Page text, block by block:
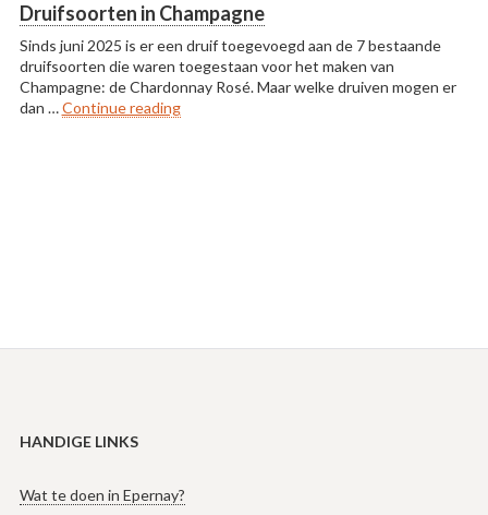
Druifsoorten in Champagne
Sinds juni 2025 is er een druif toegevoegd aan de 7 bestaande
druifsoorten die waren toegestaan voor het maken van
Champagne: de Chardonnay Rosé. Maar welke druiven mogen er
dan …Continue reading“Druifsoorten in Champagne”
HANDIGE LINKS
Wat te doen in Epernay?